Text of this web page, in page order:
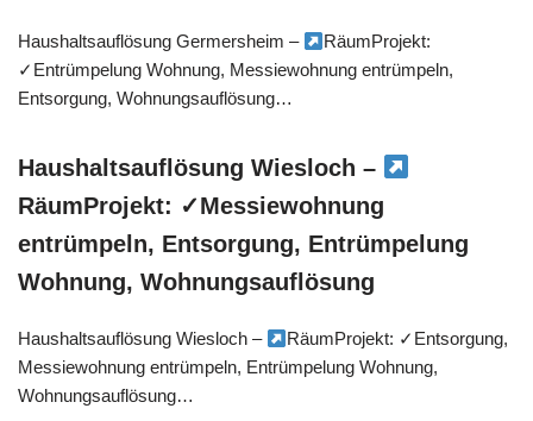
Haushaltsauflösung Germersheim –
RäumProjekt:
✓Entrümpelung Wohnung, Messiewohnung entrümpeln,
Entsorgung, Wohnungsauflösung…
Haushaltsauflösung Wiesloch –
RäumProjekt: ✓Messiewohnung
entrümpeln, Entsorgung, Entrümpelung
Wohnung, Wohnungsauflösung
Haushaltsauflösung Wiesloch –
RäumProjekt: ✓Entsorgung,
Messiewohnung entrümpeln, Entrümpelung Wohnung,
Wohnungsauflösung…